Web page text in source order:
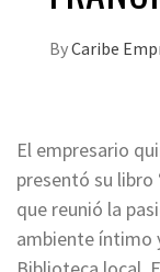
ByCaribe
El empresario
presentó su libro
que reunió la
ambiente íntimo